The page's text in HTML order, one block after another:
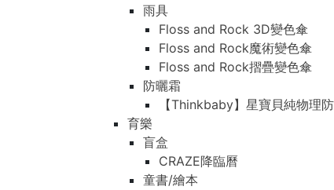
雨具
Floss and Rock 3D變色傘
Floss and Rock魔術變色傘
Floss and Rock摺疊變色傘
防曬霜
【Thinkbaby】星寶貝純物理
育樂
盲盒
CRAZE降臨曆
童書/繪本